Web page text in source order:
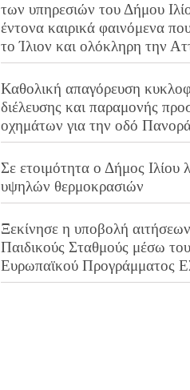
των υπηρεσιών του Δήμου
έντονα καιρικά φαινόμενα
το Ίλιον και ολόκληρη την
Καθολική απαγόρευση
διέλευσης και παραμονής
οχημάτων για την οδό
Σε ετοιμότητα ο Δήμος Ιλίου
υψηλών θερμοκρασιών
Ξεκίνησε η υποβολή
Παιδικούς Σταθμούς μέσω του
Ευρωπαϊκού Προγράμματος